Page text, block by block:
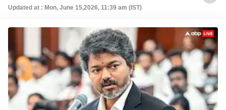
Updated at : Mon, June 15,2026, 11:39 am (IST)